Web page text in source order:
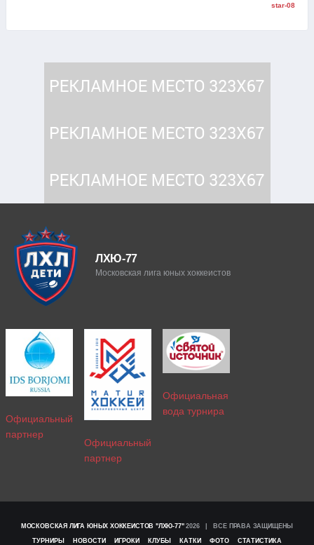
star-08
ЛХЮ-77
Московская лига юных хоккеистов
Официальный
партнер
Официальный
партнер
Официальная
вода турнира
МОСКОВСКАЯ ЛИГА ЮНЫХ ХОККЕИСТОВ "ЛХЮ-77"2026 | ВСЕ ПРАВА ЗАЩИЩЕНЫ
ТУРНИРЫ НОВОСТИ ИГРОКИ КЛУБЫ КАТКИ ФОТО СТАТИСТИКА